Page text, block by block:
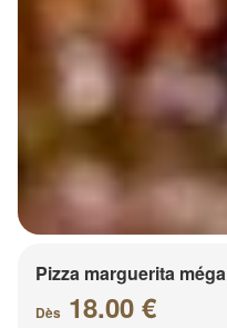
Pizza marguerita méga
Dès 18.00 €